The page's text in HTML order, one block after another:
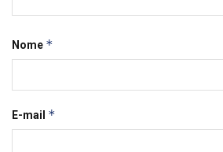
Nome *
E-mail *